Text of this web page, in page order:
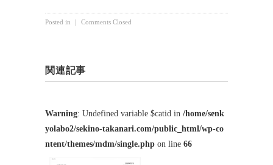
Posted in ｜ Comments Closed
関連記事
Warning: Undefined variable $catid in /home/senk
yolabo2/sekino-takanari.com/public_html/wp-co
ntent/themes/mdm/single.php on line 66